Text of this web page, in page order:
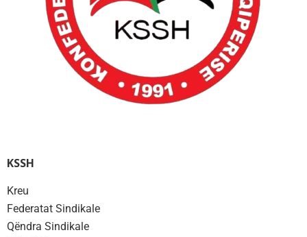
KSSH
Kreu
Federatat Sindikale
Qëndra Sindikale